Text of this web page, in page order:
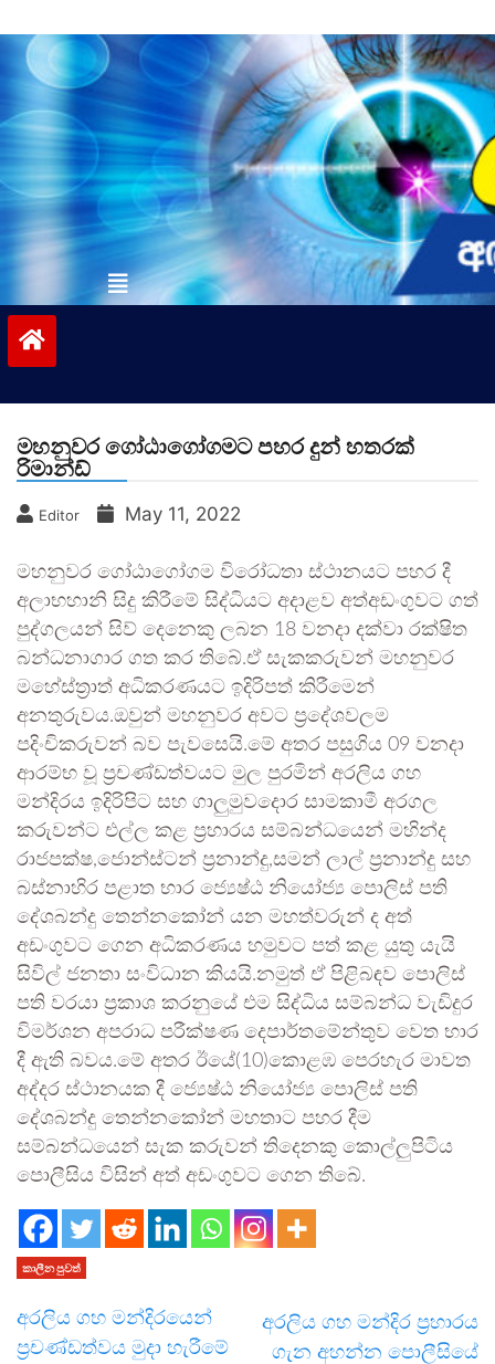
to
contentvinivida.lk
මහනුවර ගෝඨාගෝගමට පහර දුන් හතරක්
රිමාන්ඩ්
Editor May 11, 2022
මහනුවර ගෝඨාගෝගම විරෝධතා ස්ථානයට පහර දී
අලාභහානි සිදු කිරීමේ සිද්ධියට අදාළව අත්අඩංගුවට ගත්
පුද්ගලයන් සිව් දෙනෙකු ලබන 18 වනදා දක්වා රක්ෂිත
බන්ධනාගාර ගත කර තිබේ.ඒ සැකකරුවන් මහනුවර
මහේස්ත‍්‍රාත් අධිකරණයට ඉදිරිපත් කිරීමෙන්
අනතුරුවය.ඔවුන් මහනුවර අවට ප‍්‍රදේශවලම
පදිංචිකරුවන් බව පැවසෙයි.මේ අතර පසුගිය 09 වනදා
ආරම්භ වූ ප්‍රචණ්ඩත්වයට මුල පුරමින් අරලිය ගහ
මන්දිරය ඉදිරිපිට සහ ගාලුමුවදොර සාමකාමී අරගල
කරුවන්ට එල්ල කළ ප්‍රහාරය සම්බන්ධයෙන් මහින්ද
රාජපක්ෂ,ජොන්ස්ටන් ප්‍රනාන්දු,සමන් ලාල් ප්‍රනාන්දු සහ
බස්නාහිර පළාත භාර ජ්‍යෙෂ්ඨ නියෝජ්‍ය පොලිස් පති
දේශබන්දු තෙන්නකෝන් යන මහත්වරුන් ද අත්
අඩංගුවට ගෙන අධිකරණය හමුවට පත් කළ යුතු යැයි
සිවිල් ජනතා සංවිධාන කියයි.නමුත් ඒ පිළිබඳව පොලිස්
පති වරයා ප්‍රකාශ කරනුයේ එම සිද්ධිය සම්බන්ධ වැඩිදුර
විමර්ශන අපරාධ පරීක්ෂණ දෙපාර්තමේන්තුව වෙත භාර
දී ඇති බවය.මේ අතර ඊයේ(10)කොළඹ පෙරහැර මාවත
අද්දර ස්ථානයක දී ජ්‍යෙෂ්ඨ නියෝජ්‍ය පොලිස් පති
දේශබන්දු තෙන්නකෝන් මහතාට පහර දීම
සම්බන්ධයෙන් සැක කරුවන් තිදෙනකු කොල්ලුපිටිය
පොලීසිය විසින් අත් අඩංගුවට ගෙන තිබේ.
කාලීන පුවත්
අරලිය ගහ මන්දිරයෙන්
ප්‍රචණ්ඩත්වය මුදා හැරීමේ
අරලිය ගහ මන්දිර ප්‍රහාරය
ගැන අහන්න පොලීසියේ